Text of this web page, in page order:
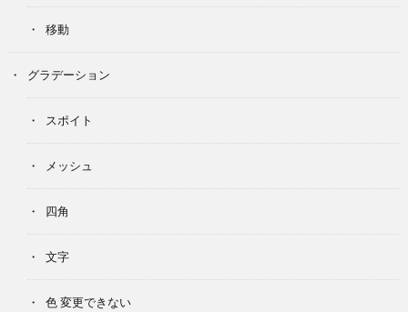
移動
グラデーション
スポイト
メッシュ
四角
文字
色 変更できない